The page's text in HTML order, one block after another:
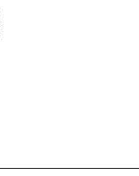
الإدارية